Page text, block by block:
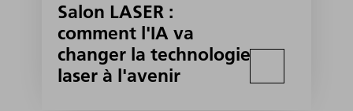
Salon LASER :
comment l'IA va
changer la technologie
laser à l'avenir